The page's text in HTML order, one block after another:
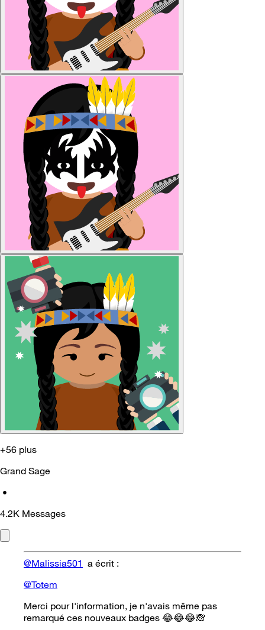
+56 plus
Grand Sage
•
4.2K Messages
@Malissia501 a écrit :
@Totem
Merci pour l'information, je n'avais même pas
remarqué ces nouveaux badges 😂😂😂🙈